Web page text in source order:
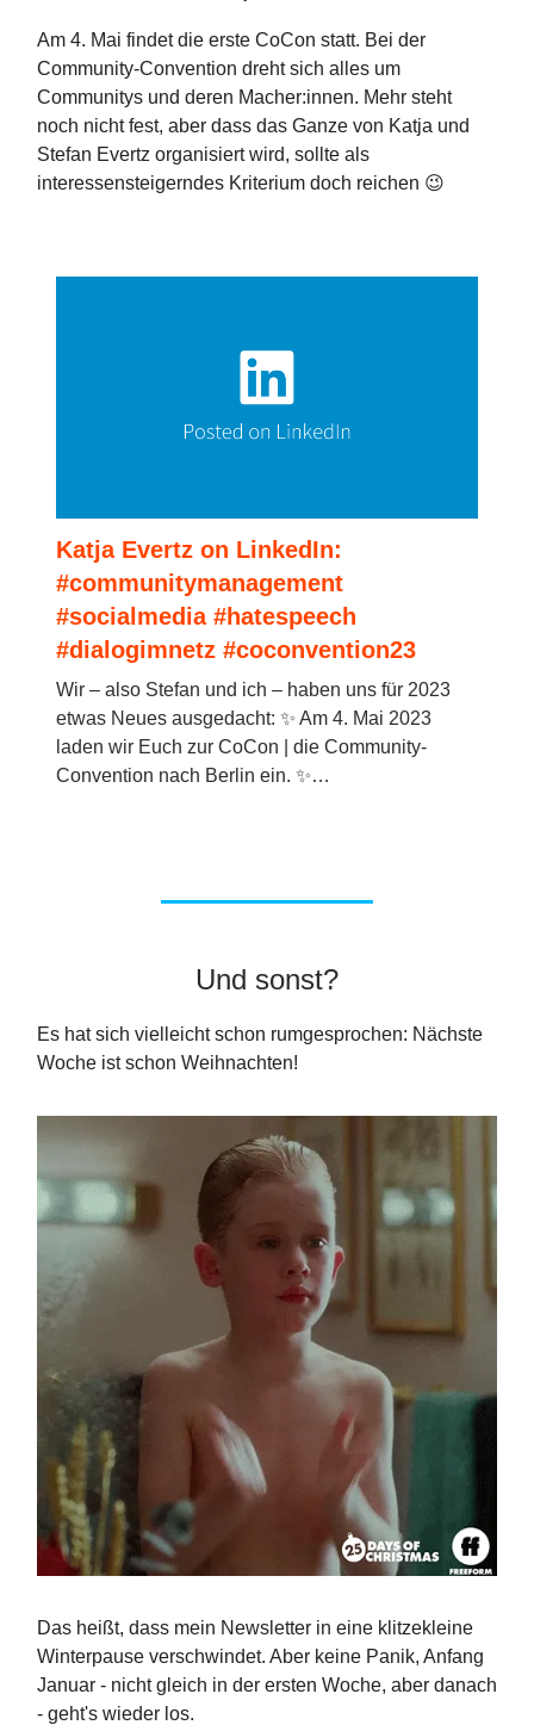
Am 4. Mai findet die erste CoCon statt. Bei der
Community-Convention dreht sich alles um
Communitys und deren Macher:innen. Mehr steht
noch nicht fest, aber dass das Ganze von Katja und
Stefan Evertz organisiert wird, sollte als
interessensteigerndes Kriterium doch reichen 😉
Katja Evertz on LinkedIn:
#communitymanagement
#socialmedia #hatespeech
#dialogimnetz #coconvention23
Wir – also Stefan und ich – haben uns für 2023
etwas Neues ausgedacht: ✨ Am 4. Mai 2023
laden wir Euch zur CoCon | die Community-
Convention nach Berlin ein. ✨…
Und sonst?
Es hat sich vielleicht schon rumgesprochen: Nächste
Woche ist schon Weihnachten!
Das heißt, dass mein Newsletter in eine klitzekleine
Winterpause verschwindet. Aber keine Panik, Anfang
Januar - nicht gleich in der ersten Woche, aber danach
- geht's wieder los.